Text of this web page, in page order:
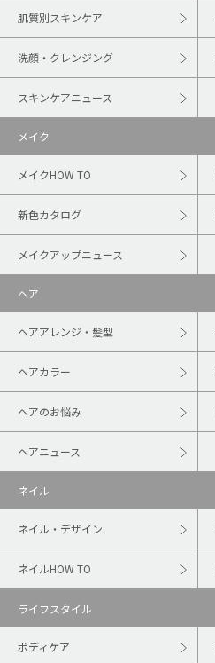
肌質別スキンケア
洗顔・クレンジング
スキンケアニュース
メイク
メイクHOW TO
新色カタログ
メイクアップニュース
ヘア
ヘアアレンジ・髪型
ヘアカラー
ヘアのお悩み
ヘアニュース
ネイル
ネイル・デザイン
ネイルHOW TO
ライフスタイル
ボディケア